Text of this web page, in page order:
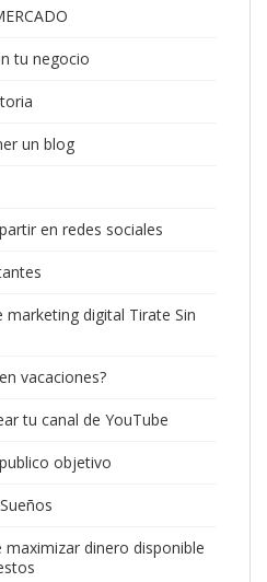
tu negocio
un blog
en redes sociales
marketing digital Tirate Sin
vacaciones?
tu canal de YouTube
objetivo
dinero disponible